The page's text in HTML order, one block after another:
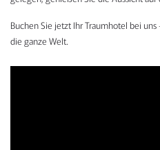
Buchen Sie jetzt Ihr Traumhotel bei
die ganze Welt.